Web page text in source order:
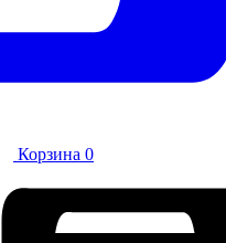
Корзина 0